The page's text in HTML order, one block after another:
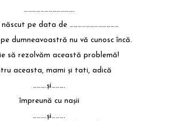
……………………………….
născut pe data de ………………………………
dumneavoastră nu vă cunosc încă.
să rezolvăm această problemă!
aceasta, mami şi tati, adică
……….şi……….
împreună cu naşii
……….şi……….